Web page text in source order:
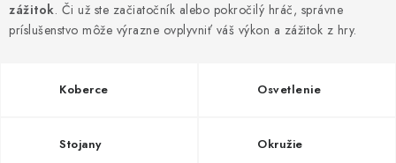
NÁSADKY
PRÍSLUŠENSTVO
zážitok. Či už ste začiatočník alebo pokročilý hráč, správne
príslušenstvo môže výrazne ovplyvniť váš výkon a zážitok z hry.
Koberce Osvetlenie
Stojany Okružie